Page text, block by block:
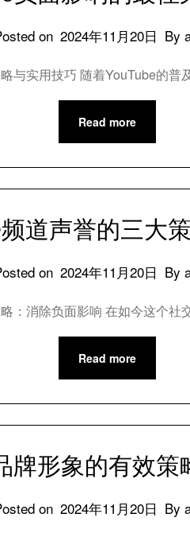
on 2024年11月20日 By
与实用技巧 随着YouTube的
Read more
道声誉的三大
on 2024年11月20日 By
：消除负面影响 在如今这个
Read more
牌形象的有效策
on 2024年11月20日 By